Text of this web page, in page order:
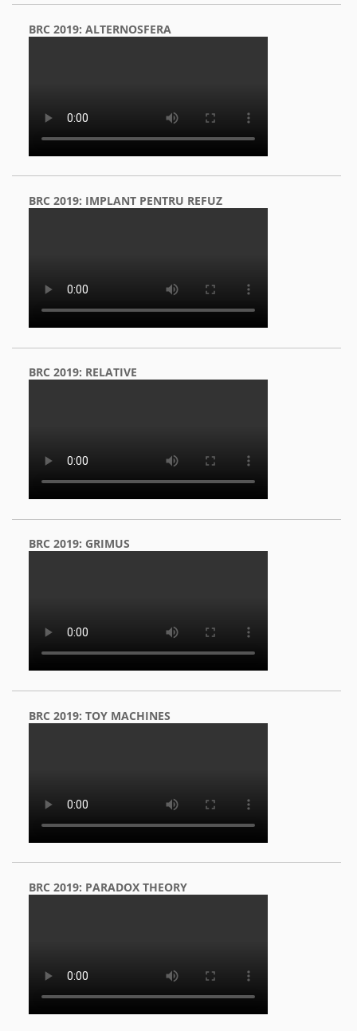
BRC 2019: ALTERNOSFERA
BRC 2019: IMPLANT PENTRU REFUZ
BRC 2019: RELATIVE
BRC 2019: GRIMUS
BRC 2019: TOY MACHINES
BRC 2019: PARADOX THEORY